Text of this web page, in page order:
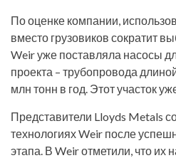
По оценке компании,
вместо грузовиков сократит
Weir уже поставляла насосы
проекта – трубопровода
млн тонн в год. Этот участок
Представители Lloyds Metals
технологиях Weir после
этапа. В Weir отметили, что их